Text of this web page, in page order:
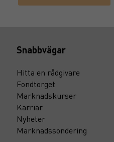
Snabbvägar
Hitta en rådgivare
Fondtorget
Marknadskurser
Karriär
Nyheter
Marknadssondering